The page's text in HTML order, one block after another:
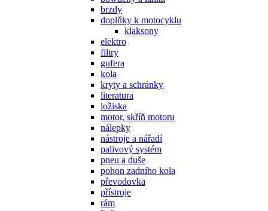
brzdy
doplňky k motocyklu
klaksony
elektro
filtry
gufera
kola
kryty a schránky
literatura
ložiska
motor, skříň motoru
nálepky
nástroje a nářadí
palivový systém
pneu a duše
pohon zadního kola
převodovka
přístroje
rám